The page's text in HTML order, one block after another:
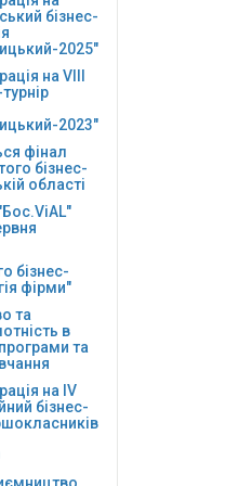
бізнес-
2025"
на VІІІ
2023"
фінал
бізнес-
області
"Бос.ViAL"
бізнес-
фірми"
та
в
та
на ІV
бізнес-